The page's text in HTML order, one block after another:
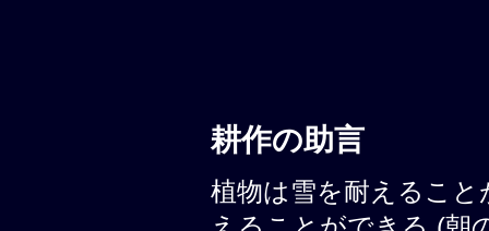
耕作の助言
植物は雪を耐えるこ